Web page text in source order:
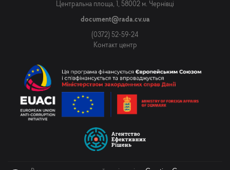
Центральна площа, 1, 58002 м. Чернівці
document@rada.cv.ua
(0372) 52-59-24
Контакт центр